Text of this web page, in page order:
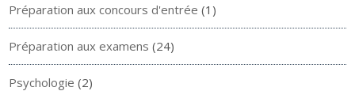
Préparation aux concours d'entrée (1)
Préparation aux examens (24)
Psychologie (2)